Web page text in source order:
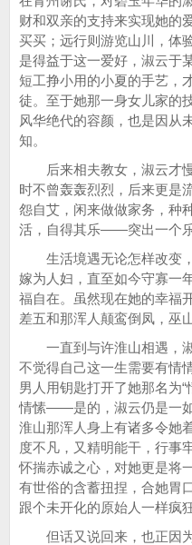
财和双亲的支持来实现她的
买买；远行则游览山川，
是得益于这一爱好，淑云于
短工挣小用的小夏的手艺，
徒。至于她那一身女儿家的
风华绝代的容颜，也是因从
知。
后来相夫教女，淑云才慢
时不曾轰轰烈烈，后来更是
怨自艾，闲来做做家务，种
活，自得其乐——突出一个乐
生活境遇无论怎样改变，
嫁为人妇，直至如今守寡一
福自在。虽然现在她的幸
差五和那浑人颠鸾倒凤，巫
一直到与许淮山相遇，淑
不觉得自己这一生需要有情
男人用钥匙打开了她那名为
情愫——是的，淑云仍是一
淮山那浑人身上有诸多令
度不凡，又精明能干，行事
怀揣赤诚之心，对她更是将
有世俗的含蓄扭捏，合她胃
跟个未开化的原始人一样疯
但话又说回来，也正因为